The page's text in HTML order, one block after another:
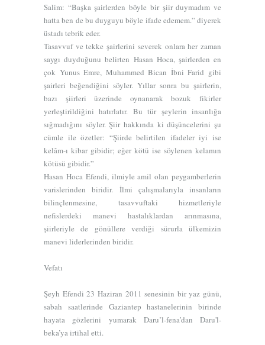
Salim: “Başka şairlerden böyle bir şiir duymadım ve
hatta ben de bu duyguyu böyle ifade edemem.” diyerek
üstadı tebrik eder.
Tasavvuf ve tekke şairlerini severek onlara her zaman
saygı duyduğunu belirten Hasan Hoca, şairlerden en
çok Yunus Emre, Muhammed Bican İbni Farid gibi
şairleri beğendiğini söyler. Yıllar sonra bu şairlerin,
bazı şiirleri üzerinde oynanarak bozuk fikirler
yerleştirildiğini hatırlatır. Bu tür şeylerin insanlığa
sığmadığını söyler. Şiir hakkında ki düşüncelerini şu
cümle ile özetler: “Şiirde belirtilen ifadeler iyi ise
kelâm-ı kibar gibidir; eğer kötü ise söylenen kelamın
kötüsü gibidir.”
Hasan Hoca Efendi, ilmiyle amil olan peygamberlerin
varislerinden biridir. İlmi çalışmalarıyla insanların
bilinçlenmesine, tasavvuftaki hizmetleriyle
nefislerdeki manevi hastalıklardan arınmasına,
şiirleriyle de gönüllere verdiği sürurla ülkemizin
manevi liderlerinden biridir.
Vefatı
Şeyh Efendi 23 Haziran 2011 senesinin bir yaz günü,
sabah saatlerinde Gaziantep hastanelerinin birinde
hayata gözlerini yumarak Daru’l-fena’dan Daru'l-
beka’ya irtihal etti.